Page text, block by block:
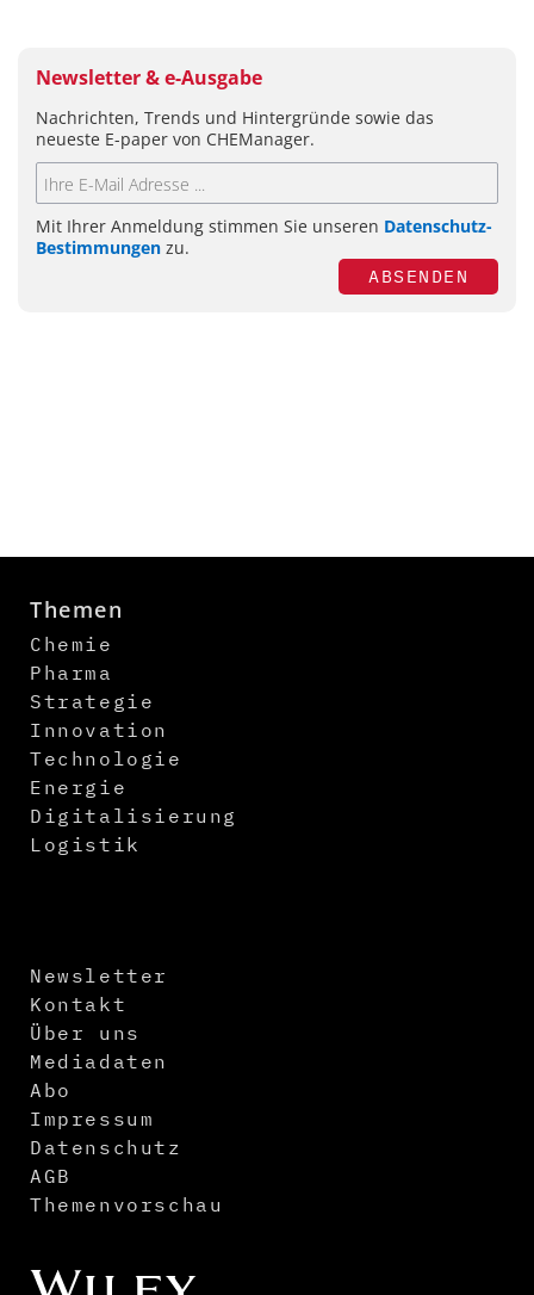
Newsletter & e-Ausgabe
Nachrichten, Trends und Hintergründe sowie das
neueste E-paper von CHEManager.
Mit Ihrer Anmeldung stimmen Sie unseren Datenschutz-
Bestimmungen zu.
ABSENDEN
Themen
Chemie
Pharma
Strategie
Innovation
Technologie
Energie
Digitalisierung
Logistik
Newsletter
Kontakt
Über uns
Mediadaten
Abo
Impressum
Datenschutz
AGB
Themenvorschau